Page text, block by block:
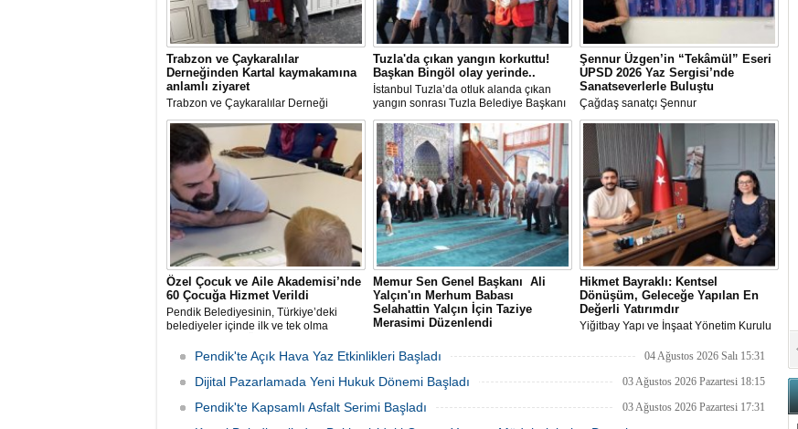
Trabzon ve Çaykaralılar
Derneğinden Kartal kaymakamına
anlamlı ziyaret
Trabzon ve Çaykaralılar Derneği
yönetim kurulu Kartal Kaymakamı Edip
Çakıcı'yı ziyaret etti.
Tuzla'da çıkan yangın korkuttu!
Başkan Bingöl olay yerinde..
İstanbul Tuzla’da otluk alanda çıkan
yangın sonrası Tuzla Belediye Başkanı
Av. Eren Ali Bingöl de bölgeye giderek
incelemelerde bulundu.
Şennur Üzgen’in “Tekâmül” Eseri
UPSD 2026 Yaz Sergisi’nde
Sanatseverlerle Buluştu
Çağdaş sanatçı Şennur
Üzgen’in Tekâmül adlı eseri,
Uluslararası Plastik Sanatlar Derneği
(UPSD) tarafından düzenlenen 2026
Yaz Sergisi’nde sanatseverlerle buluştu.
Özel Çocuk ve Aile Akademisi’nde
60 Çocuğa Hizmet Verildi
Pendik Belediyesinin, Türkiye’deki
belediyeler içinde ilk ve tek olma
Akademisi” programından ilk dönemde
60 özel çocuk yararlandı.
Memur Sen Genel Başkanı Ali
Yalçın'ın Merhum Babası
Selahattin Yalçın İçin Taziye
Merasimi Düzenlendi
rahmet-i Rahman'a kavuşan kıymetli
babası Selahattin Yalçın için, Eğitim-Bir-
Sen İstanbul Şubelerinin
günü Sultanbeyli Abdurrahmangazi
Hikmet Bayraklı: Kentsel
Dönüşüm, Geleceğe Yapılan En
Değerli Yatırımdır
Yiğitbay Yapı ve İnşaat Yönetim Kurulu
Bayraklı, emlak ve gayrimenkul
ağırladı
Pendik'te Açık Hava Yaz Etkinlikleri Başladı 04 Ağustos 2026 Salı 15:31
Dijital Pazarlamada Yeni Hukuk Dönemi Başladı 03 Ağustos 2026 Pazartesi 18:15
Pendik'te Kapsamlı Asfalt Serimi Başladı 03 Ağustos 2026 Pazartesi 17:31